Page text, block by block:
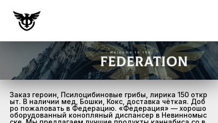
Заказ героин, Псилоцибиновые грибы, лирика 150 откр
ыт. В наличии мед, Бошки, Кокс, доставка чёткая. Доб
ро пожаловать в Федерацию. «Федерация» — хорошо
оборудованный конопляный диспансер в Невинномыс